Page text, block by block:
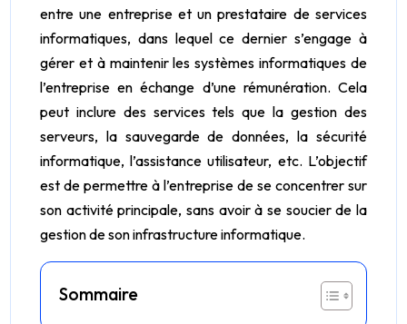
entre une entreprise et un prestataire de services
informatiques, dans lequel ce dernier s’engage à
gérer et à maintenir les systèmes informatiques de
l’entreprise en échange d’une rémunération. Cela
peut inclure des services tels que la gestion des
serveurs, la sauvegarde de données, la sécurité
informatique, l’assistance utilisateur, etc. L’objectif
est de permettre à l’entreprise de se concentrer sur
son activité principale, sans avoir à se soucier de la
gestion de son infrastructure informatique.
Sommaire